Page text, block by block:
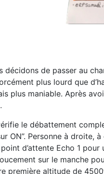
décidons de passer au
plus lourd que
plus maniable. Après
le débattement
ON”. Personne à droite, à
d’attente Echo 1
sur le manche
première altitude de